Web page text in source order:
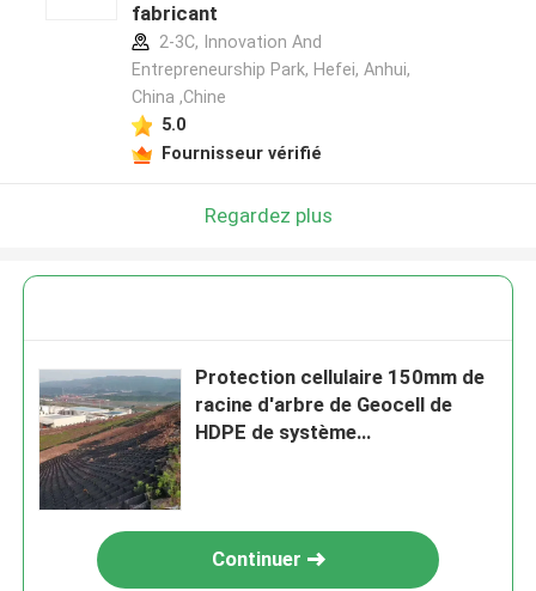
fabricant
2-3C, Innovation And
Entrepreneurship Park, Hefei, Anhui,
China ,Chine
5.0
Fournisseur vérifié
Regardez plus
Protection cellulaire 150mm de
racine d'arbre de Geocell de
HDPE de système
Continuer